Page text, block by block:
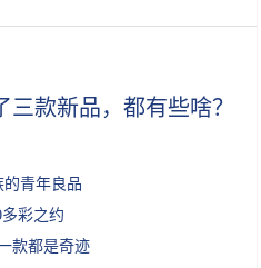
款新品，都有些啥？
的青年良品
彩之约
款都是奇迹